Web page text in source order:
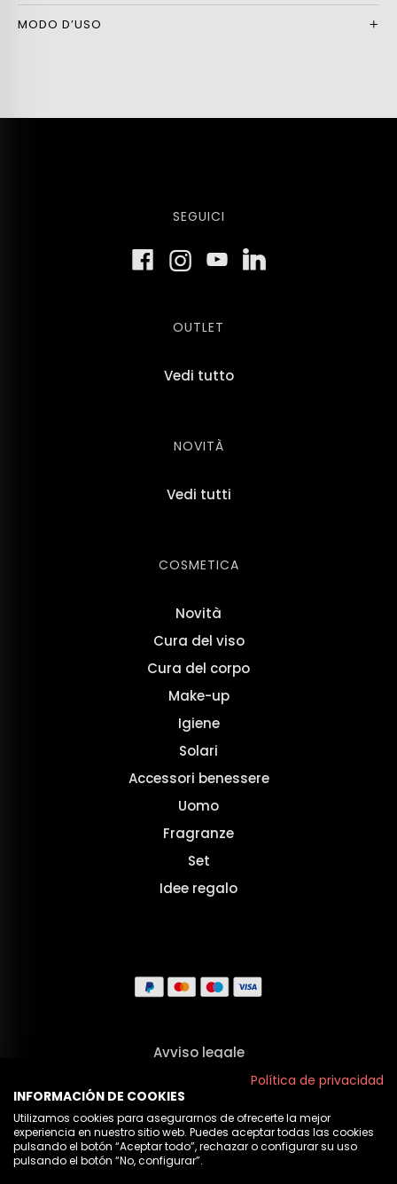
MODO D’USO
SEGUICI
OUTLET
Vedi tutto
NOVITÀ
Vedi tutti
COSMETICA
Novità
Cura del viso
Cura del corpo
Make-up
Igiene
Solari
Accessori benessere
Uomo
Fragranze
Set
Idee regalo
Avviso legale
Termini e Condizioni
Politica sui cookie
Chi Siamo
Política de privacidad
INFORMACIÓN DE COOKIES
Utilizamos cookies para asegurarnos de ofrecerte la mejor
experiencia en nuestro sitio web. Puedes aceptar todas las cookies
pulsando el botón “Aceptar todo”, rechazar o configurar su uso
pulsando el botón “No, configurar”.